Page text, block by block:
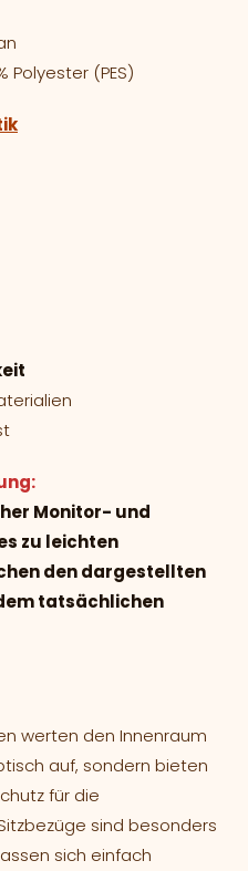
Polyester (PES)
Monitor- und
zu leichten
den dargestellten
tatsächlichen
werten den Innenraum
auf, sondern bieten
für die
sind besonders
sich einfach